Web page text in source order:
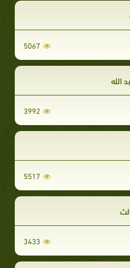
5067
الله
3992
5517
3433